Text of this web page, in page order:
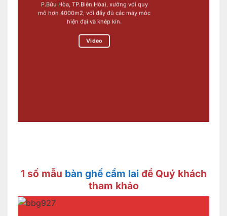
P.Bửu Hòa, TP.Biên Hòa), xưởng với quy
mô hơn 4000m2, với đầy đủ các máy móc
hiện đại và khép kín.
Video
1 số mẫu bàn ghế cẩm lai để Quý khách
tham khảo